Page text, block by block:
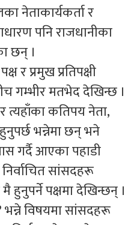
नेताकार्यकर्ता र
पनि राजधानीका
छन् ।
र प्रमुख प्रतिपक्षी
गम्भीर मतभेद देखिन्छ ।
त्यहाँका कतिपय नेता,
भन्नेमा छन् भने
गर्दै आएका पहाडी
सांसदहरू
हुनुपर्ने पक्षमा देखिन्छन् ।
भन्ने विषयमा सांसदहरू